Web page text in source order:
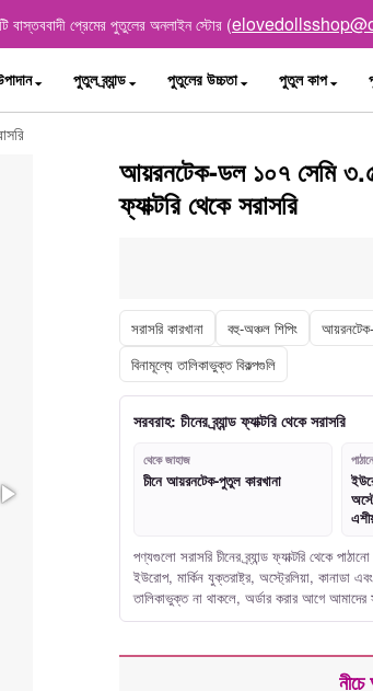
প্রেমের পুতুলের অনলাইন স্টোর (
পুতুল ব্র্যান্ড পুতুলের উচ্চতা পুতুল কাপ
আয়রনটেক-ডল ১০৭ সেমি
ফ্যাক্টরি থেকে সরাসরি
সরাসরি কারখানা বহু-অঞ্চল শিপিং
বিনামূল্যে তালিকাভুক্ত বিকল্পগুলি
সরবরাহ: চীনের ব্র্যান্ড ফ্যাক্টরি থেকে সরাসরি
থেকে জাহাজ
চীনে আয়রনটেক-পুতুল কারখানা
পণ্যগুলো সরাসরি চীনের ব্র্যান্ড ফ্যাক্টরি থেকে
ইউরোপ, মার্কিন যুক্তরাষ্ট্র, অস্ট্রেলিয়া, কানাডা
তালিকাভুক্ত না থাকলে, অর্ডার করার আগে